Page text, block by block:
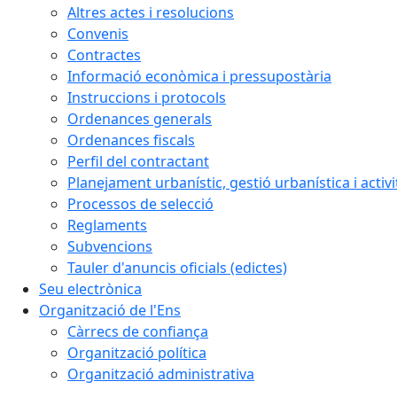
Altres actes i resolucions
Convenis
Contractes
Informació econòmica i pressupostària
Instruccions i protocols
Ordenances generals
Ordenances fiscals
Perfil del contractant
Planejament urbanístic, gestió urbanística i
Processos de selecció
Reglaments
Subvencions
Tauler d'anuncis oficials (edictes)
Seu electrònica
Organització de l'Ens
Càrrecs de confiança
Organització política
Organització administrativa